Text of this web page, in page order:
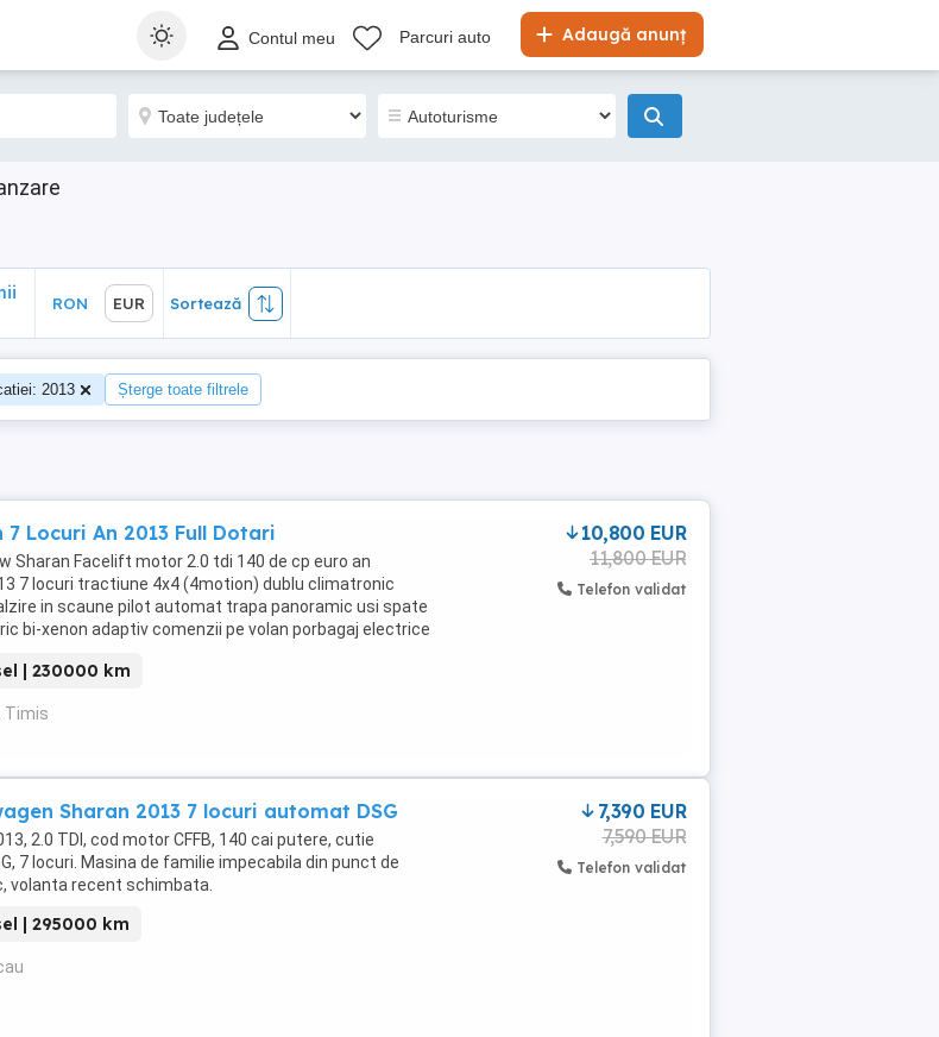
Adaugă anunț
Contul meu Parcuri auto
Sortează
RON EUR Sortează
2013 Șterge toate filtrele
7 Locuri An 2013 Full Dotari
Sharan Facelift motor 2.0 tdi 140 de cp euro an
7 locuri tractiune 4x4 (4motion) dublu climatronic
in scaune pilot automat trapa panoramic usi spate
bi-xenon adaptiv comenzii pe volan porbagaj electrice
| 230000 km
Timis
10,800 EUR
11,800 EUR
Telefon validat
Sharan 2013 7 locuri automat DSG
2.0 TDI, cod motor CFFB, 140 cai putere, cutie
7 locuri. Masina de familie impecabila din punct de
volanta recent schimbata.
| 295000 km
7,390 EUR
7,590 EUR
Telefon validat